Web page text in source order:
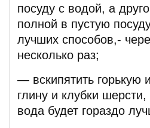
посуду с водой, а
полной в пустую
лучших способов,-
несколько раз;
— вскипятить горькую
глину и клубки
вода будет гораздо